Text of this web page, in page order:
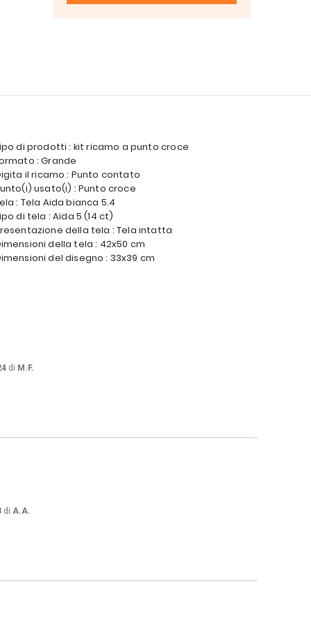
di prodotti : kit ricamo a punto croce
: Grande
il ricamo : Punto contato
usato(i) : Punto croce
: Tela Aida bianca 5.4
di tela : Aïda 5 (14 ct)
della tela : Tela intatta
della tela : 42x50 cm
del disegno : 33x39 cm
di M.F.
di A.A.